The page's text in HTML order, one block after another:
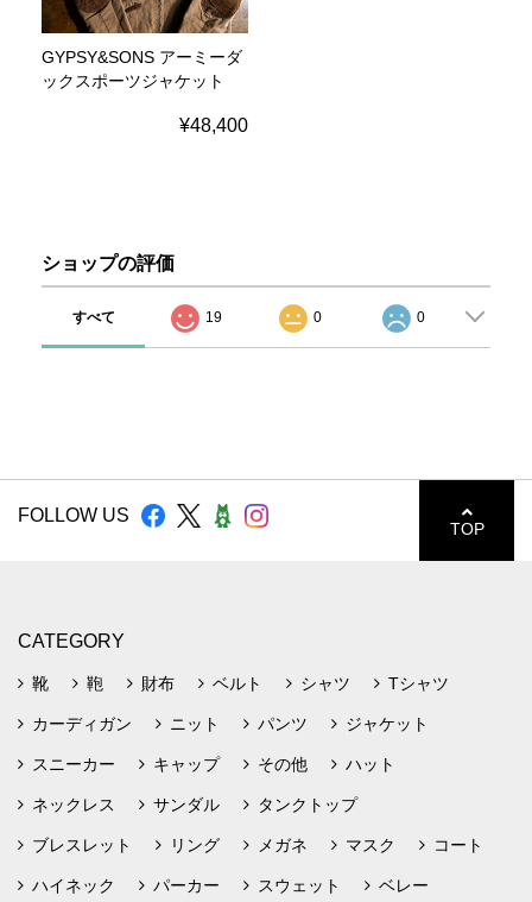
GYPSY&SONS アーミーダ
ックスポーツジャケット
¥48,400
ショップの評価
すべて 19 0 0
FOLLOW US
TOP
CATEGORY
靴 鞄 財布 ベルト シャツ Tシャツ
カーディガン ニット パンツ ジャケット
スニーカー キャップ その他 ハット
ネックレス サンダル タンクトップ
ブレスレット リング メガネ マスク コート
ハイネック パーカー スウェット ベレー